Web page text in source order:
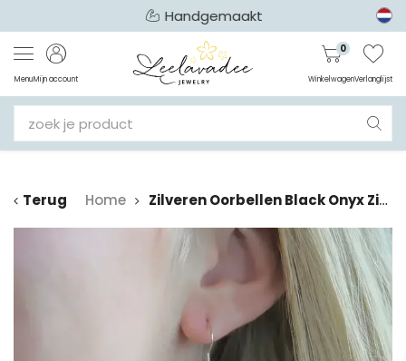
Handgemaakt
MenuMijn account
0
WinkelwagenVerlanglijst
Terug Home Zilveren Oorbellen Black Onyx Ziry